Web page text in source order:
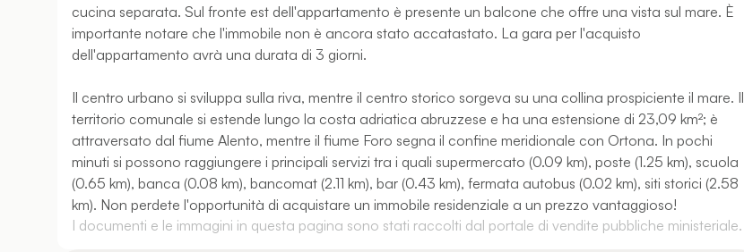
cucina separata. Sul fronte est dell'appartamento è presente un balcone che offre una vista sul mare. È
importante notare che l'immobile non è ancora stato accatastato. La gara per l'acquisto
dell'appartamento avrà una durata di 3 giorni.
Il centro urbano si sviluppa sulla riva, mentre il centro storico sorgeva su una collina prospiciente il mare. Il
territorio comunale si estende lungo la costa adriatica abruzzese e ha una estensione di 23,09 km²; è
attraversato dal fiume Alento, mentre il fiume Foro segna il confine meridionale con Ortona. In pochi
minuti si possono raggiungere i principali servizi tra i quali supermercato (0.09 km), poste (1.25 km), scuola
(0.65 km), banca (0.08 km), bancomat (2.11 km), bar (0.43 km), fermata autobus (0.02 km), siti storici (2.58
km). Non perdete l'opportunità di acquistare un immobile residenziale a un prezzo vantaggioso!
I documenti e le immagini in questa pagina sono stati raccolti dal portale di vendite pubbliche ministeriale.